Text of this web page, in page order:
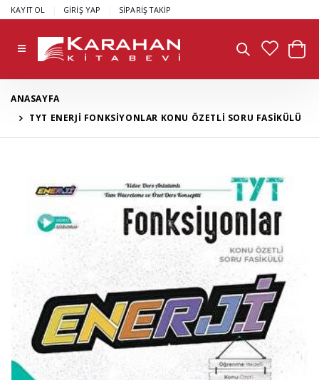
KAYIT OL GİRİŞ YAP SİPARİŞ TAKİP
ANASAYFA
TYT ENERJİ FONKSİYONLAR KONU ÖZETLİ SORU FASİKÜLÜ